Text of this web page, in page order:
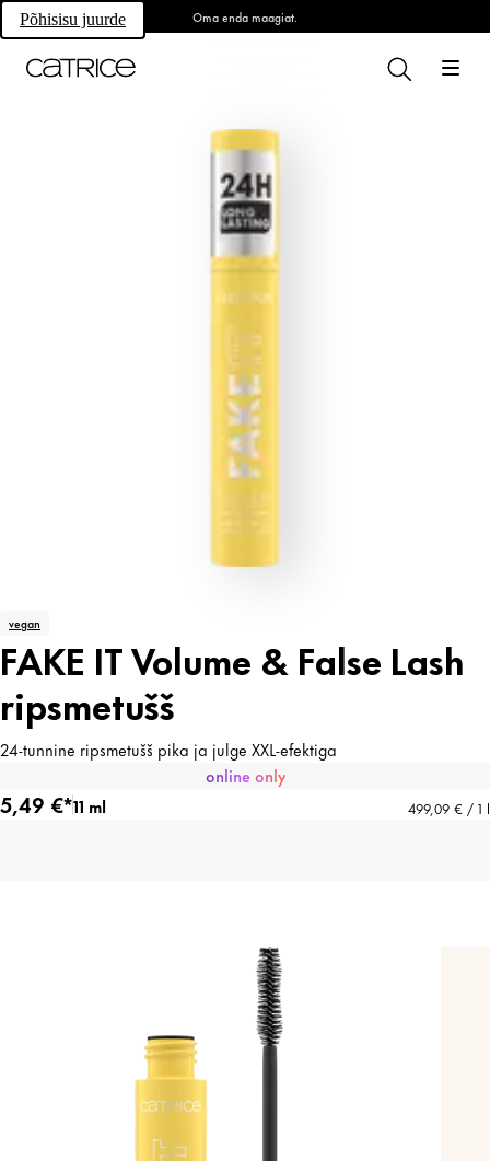
Põhisisu juurde Oma enda maagiat.
vegan
FAKE IT Volume & False Lash
ripsmetušš
24-tunnine ripsmetušš pika ja julge XXL-efektiga
online only
5,49 €*11 ml 499,09 € / 1 l